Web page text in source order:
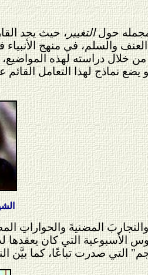
حولالتغيير، حيث يجد
والسلم، في منهج
خلال دراسته لهذه المواضيع،
نماذج لهذا التعامل
المضنيةَ
الأسبوعية التي كان
التي صدرت تباعًا، كما بيَّن